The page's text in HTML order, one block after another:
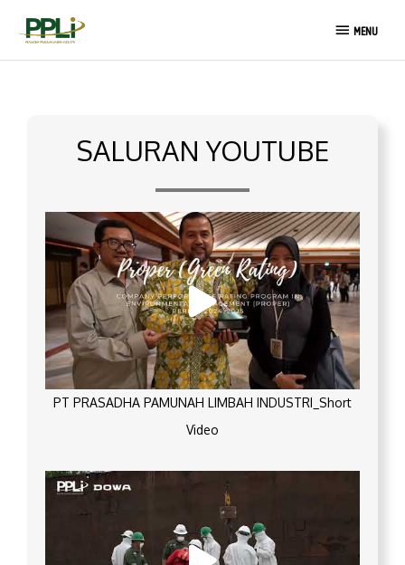
MENU
MENU
SALURAN YOUTUBE
PT PRASADHA PAMUNAH LIMBAH INDUSTRI_Short
Video